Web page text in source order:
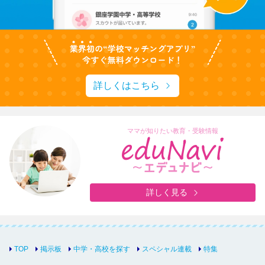
詳しくはこちら
ママが知りたい教育・受験情報
詳しく見る
TOP 掲示板 中学・高校を探す スペシャル連載 特集